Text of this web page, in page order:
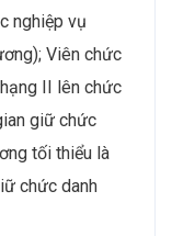
nghiệp vụ
Viên chức
II lên chức
giữ chức
tối thiểu là
chức danh